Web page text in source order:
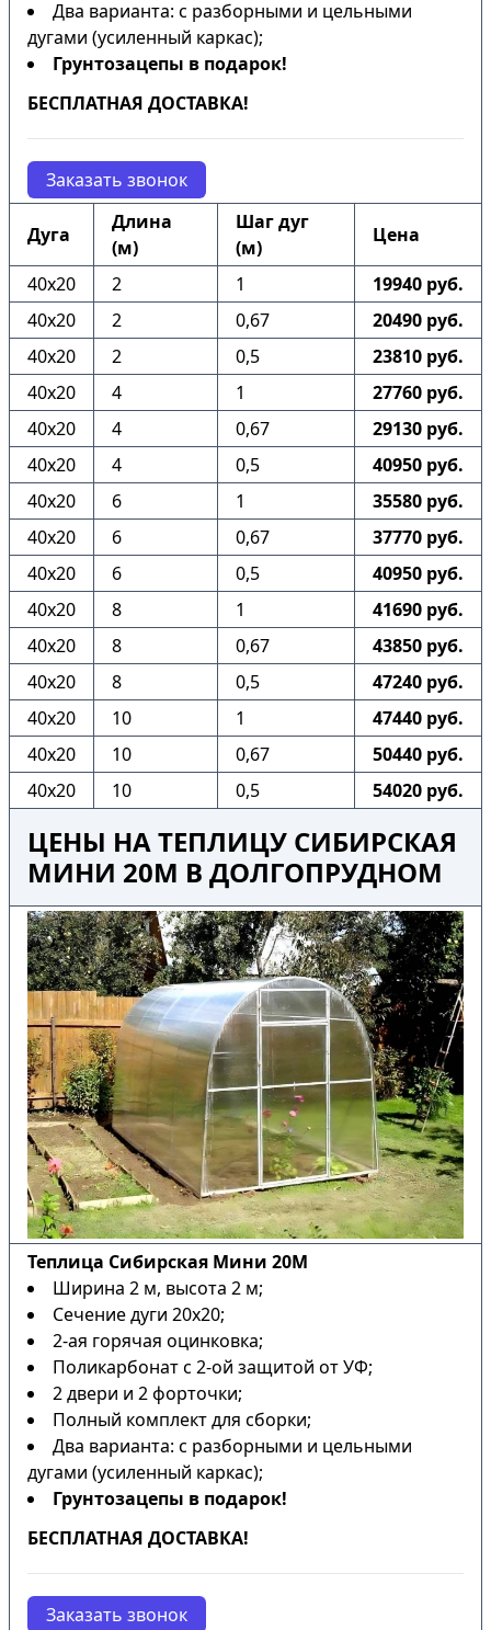
Два варианта: с разборными и цельными
дугами (усиленный каркас);
Грунтозацепы в подарок!
БЕСПЛАТНАЯ ДОСТАВКА!
Заказать звонок
Дуга
Длина
(м)
Шаг дуг
(м)
Цена
40х20 2 1
19940 руб.
40х20
2 0,67
20490 руб.
40х20
2 0,5
23810 руб.
40х20
4 1
27760 руб.
40х20
4 0,67
29130 руб.
40х20
4 0,5
40950 руб.
40х20
6 1
35580 руб.
40х20
6 0,67
37770 руб.
40х20
6 0,5
40950 руб.
40х20
8 1
41690 руб.
40х20
8 0,67
43850 руб.
40х20
8 0,5
47240 руб.
40х20
10 1
47440 руб.
40х20
10 0,67
50440 руб.
40х20
10 0,5 54020 руб.
ЦЕНЫ НА ТЕПЛИЦУ СИБИРСКАЯ
МИНИ 20М В ДОЛГОПРУДНОМ
Теплица Сибирская Мини 20М
Ширина 2 м, высота 2 м;
Сечение дуги 20х20;
2-ая горячая оцинковка;
Поликарбонат с 2-ой защитой от УФ;
2 двери и 2 форточки;
Полный комплект для сборки;
Два варианта: с разборными и цельными
дугами (усиленный каркас);
Грунтозацепы в подарок!
БЕСПЛАТНАЯ ДОСТАВКА!
Заказать звонок